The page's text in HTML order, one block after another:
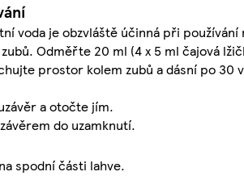
voda je obzvláště účinná při používání
Odměřte 20 ml (4 x 5 ml čajová
prostor kolem zubů a dásní po 30
a otočte jím.
do uzamknutí.
spodní části lahve.